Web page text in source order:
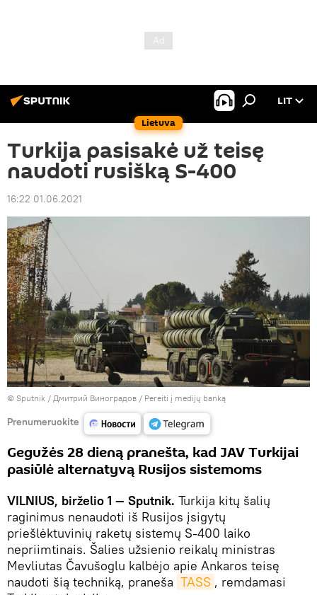
Lietuva
LIT
Turkija pasisakė už teisę
naudoti rusišką S-400
16:22 01.06.2021
© Sputnik / Дмитрий Виноградов / Pereiti į medijų banką
Prenumeruokite
Gegužės 28 dieną pranešta, kad JAV Turkijai
pasiūlė alternatyvą Rusijos sistemoms
VILNIUS, birželio 1 — Sputnik. Turkija kitų šalių
raginimus nenaudoti iš Rusijos įsigytų
priešlėktuvinių raketų sistemų S-400 laiko
nepriimtinais. Šalies užsienio reikalų ministras
Mevliutas Čavušoglu kalbėjo apie Ankaros teisę
naudoti šią techniką, praneša TASS , remdamasi